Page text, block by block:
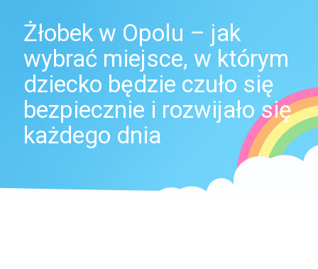
Żłobek w Opolu – jak
wybrać miejsce, w którym
dziecko będzie czuło się
bezpiecznie i rozwijało się
każdego dnia